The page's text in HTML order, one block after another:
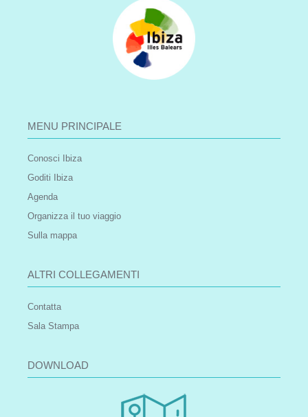
MENU PRINCIPALE
Conosci Ibiza
Goditi Ibiza
Agenda
Organizza il tuo viaggio
Sulla mappa
ALTRI COLLEGAMENTI
Contatta
Sala Stampa
DOWNLOAD